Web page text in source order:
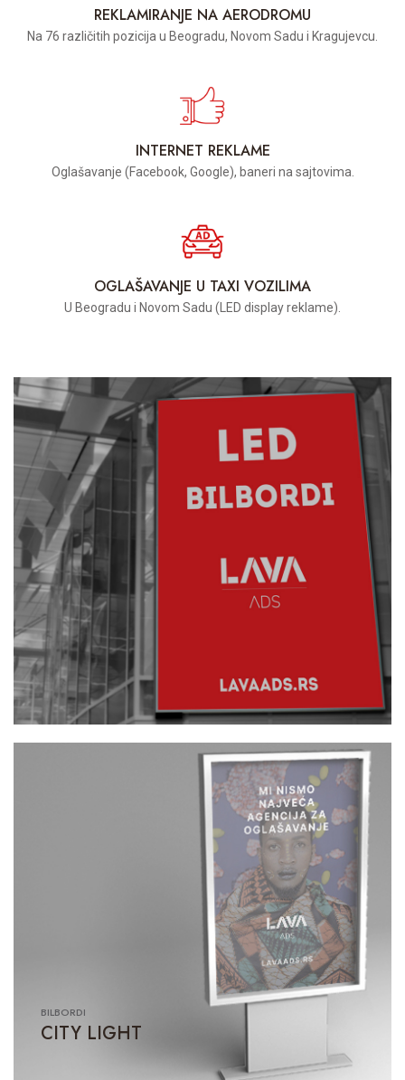
REKLAMIRANJE NA AERODROMU
Na 76 različitih pozicija u Beogradu, Novom Sadu i Kragujevcu.
INTERNET REKLAME
Oglašavanje (Facebook, Google), baneri na sajtovima.
OGLAŠAVANJE U TAXI VOZILIMA
U Beogradu i Novom Sadu (LED display reklame).
BILBORDI
CITY LIGHT